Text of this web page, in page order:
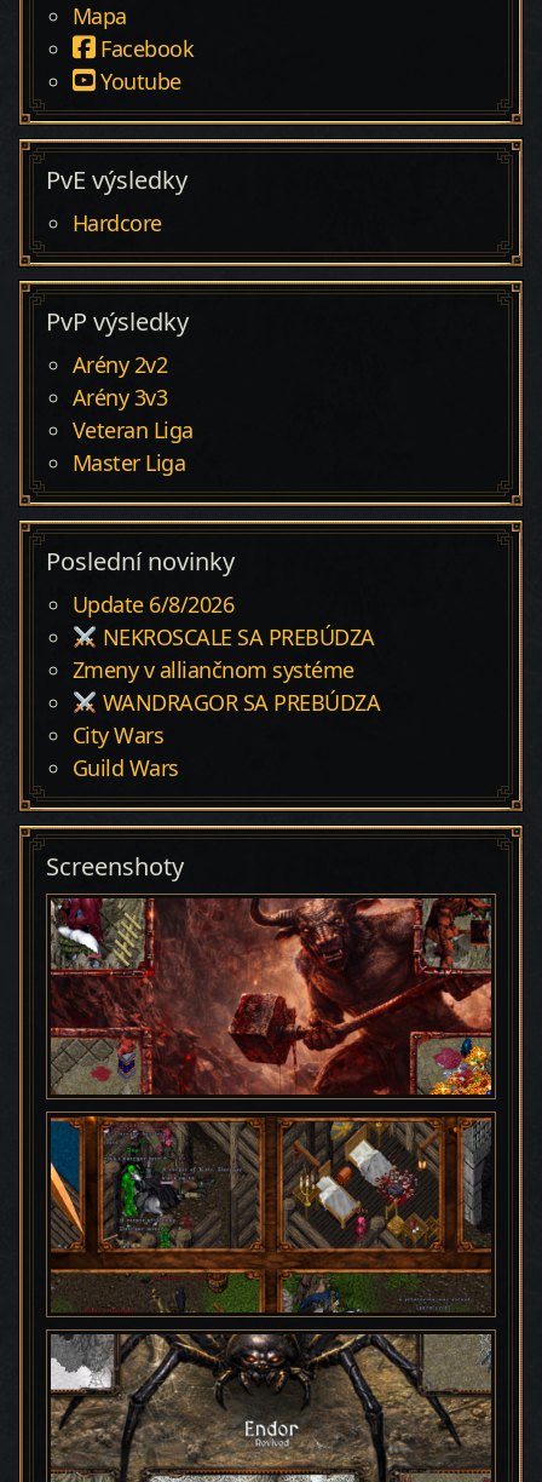
Mapa
Facebook
Youtube
PvE výsledky
Hardcore
PvP výsledky
Arény 2v2
Arény 3v3
Veteran Liga
Master Liga
Poslední novinky
Update 6/8/2026
NEKROSCALE SA PREBÚDZA
Zmeny v alliančnom systéme
WANDRAGOR SA PREBÚDZA
City Wars
Guild Wars
Screenshoty